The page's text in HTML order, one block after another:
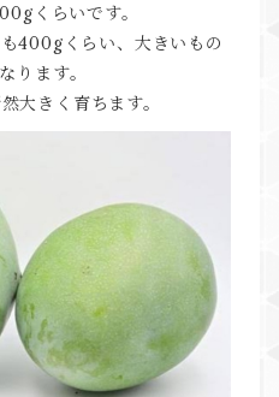
くらいです。
400gくらい、大きいもの
ります。
大きく育ちます。